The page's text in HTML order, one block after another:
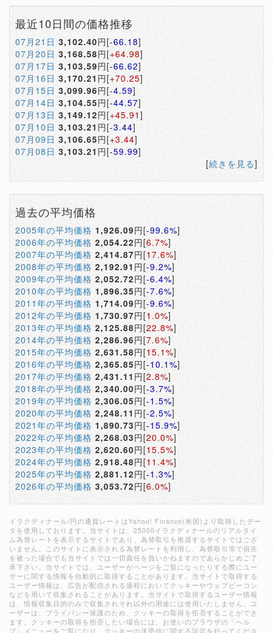
最近10日間の価格推移
07月21日 3,102.40円[-66.18]
07月20日 3,168.58円[+64.98]
07月17日 3,103.59円[-66.62]
07月16日 3,170.21 円[+70.25]
07月15日 3,099.96円[-4.59]
07月14日 3,104.55円[-44.57]
07月13日 3,149.12円[+45.91 ]
07月10日 3,103.21円[-3.44]
07月09日 3,106.65円[+3.44]
07月08日 3,103.21 円[-59.99]
[続きを見る]
過去の平均価格
2005年の平均価格 1,926.09円[-99.6%]
2006年の平均価格 2,054.22円[6.7%]
2007年の平均価格 2,414.87円[17.6%]
2008年の平均価格 2,192.91 円[-9.2%]
2009年の平均価格 2,052.72円[-6.4%]
2010年の平均価格 1,896.35円[-7.6%]
2011年の平均価格 1,714.09円[-9.6%]
2012年の平均価格 1,730.97円[1.0%]
2013年の平均価格 2,125.88円[22.8%]
2014年の平均価格 2,286.96円[7.6%]
2015年の平均価格 2,631.58円[15.1%]
2016年の平均価格 2,365.85円[-10.1%]
2017年の平均価格 2,431.11 円[2.8%]
2018年の平均価格 2,340.00円[-3.7%]
2019年の平均価格 2,306.05円[-1.5%]
2020年の平均価格 2,248.11 円[-2.5%]
2021年の平均価格 1,890.73円[-15.9%]
2022年の平均価格 2,268.03円[20.0%]
2023年の平均価格 2,620.60円[15.5%]
2024年の平均価格 2,918.48円[11.4%]
2025年の平均価格 2,881.12円[-1.3%]
2026年の平均価格 3,053.72円[6.0%]
イラクディナール/円の通貨レートはYahoo! Finance(米国)より取得したデー
タを使用しております。当サイトは、25000イラクディナールのリアルタイ
ム為替レートを表示するサイトであり、為替取引を推奨するサイトではござ
いません。このサイトに表示される為替レートを利用し、為替取引等で損失
を被った場合でも当サイトでは一切責任を負いかねますのであらかじめご了
承下さい。当サイトでは、ユーザーがページをご覧になったりする際にユー
ザーに関する情報を自動的に取得することがあります。当サイトで取得する
ユーザー情報は、広告が配信される過程においてクッキーやウェブビーコン
などを用いて収集されることがあります。当サイトで取得するユーザー情報
は、情報収集目的のみで収集されそれ以外の用途には使用いたしません。ユ
ーザーは、プライバシー保護のため、クッキーの取得を拒否することができ
ます。クッキーの取得を拒否したい場合には、お使いのブラウザの「ヘル
プ」メニューをご覧になり、クッキーの送受信に関する設定を行ってくださ